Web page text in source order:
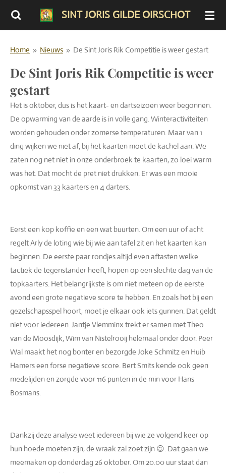
Ga
de
SINT JORIS GILDE OIRSCHOT
Home » Nieuws » De Sint Joris Rik Competitie is weer gestart
De Sint Joris Rik Competitie is weer
gestart
Het is oktober, dus is het kaart- en dartseizoen weer begonnen.
De opwarming van de aarde is in volle gang. Winteractiviteiten
worden gehouden onder zomerse temperaturen. Maar van 1
ding wijken we niet af, bij het kaarten moet de kachel aan. We
zaten nog net niet in onze onderbroek te kaarten, zo loei warm
was het. Dat mocht de pret niet drukken. Er was een mooie
opkomst van 33 kaarters en 4 darters.
Eerst een kop koffie en een wat buurten. Om een uur of acht
regelt Arly de loting wie bij wie aan tafel zit en het kaarten kan
beginnen. De eerste paar rondjes altijd even aftasten welke
tactiek de tegenstander heeft, hopen op een slechte dag van de
topkaarters. Het belangrijkste is om niet meteen op de eerste
avond een grote negatieve score te hebben. En zoals het bij een
gezelschapsspel hoort, moet je elkaar ook iets gunnen. Dat geldt
niet voor iedereen. Jantje Vlemminx trekt er samen met Theo
van de Moosdijk, Wim van Nistelrooij helemaal onder door. Peer
Wal maakt het nog bonter en bezorgde Joke Schmitz en Huib
Hamers een forse negatieve score. Bert Smits kende ook geen
medelijden en zorgde voor 116 punten in de min voor Hans
Bosmans.
Dankzij deze analyse weet iedereen bij wie ze volgend keer op
hun hoede moeten zijn, de wraak zal zoet zijn 😉. Dat gaan we
meemaken op donderdag 26 oktober. Om 20.00 uur staat dan